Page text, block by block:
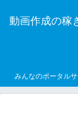
動画作成の稼
みんなのポータル